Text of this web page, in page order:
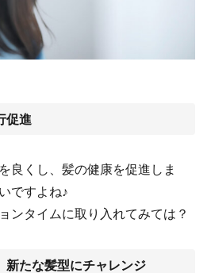
促進
良くし、髪の健康を促進しま
ですよね♪
ンタイムに取り入れてみては？
新たな髪型にチャレンジ